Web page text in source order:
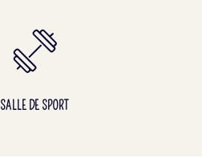
SALLE DE SPORT